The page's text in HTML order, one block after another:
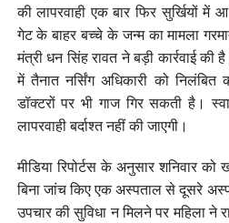
की लापरवाही एक बार फिर सुर्खियों में
गेट के बाहर बच्चे के जन्म का मामला
मंत्री धन सिंह रावत ने बड़ी कार्रवाई की
में तैनात नर्सिंग अधिकारी को
डॉक्टरों पर भी गाज गिर सकती है।
लापरवाही बर्दाश्त नहीं की जाएगी।
मीडिया रिपोर्टस के अनुसार शनिवार को
बिना जांच किए एक अस्पताल से दूसरे
उपचार की सुविधा न मिलने पर महिला ने